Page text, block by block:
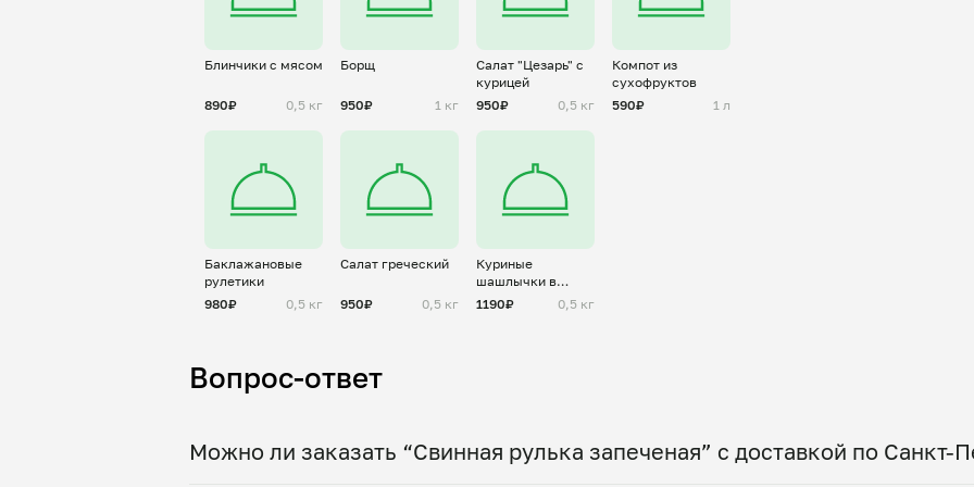
Блинчики с мясом
890₽ 0,5 кг
Борщ
950₽ 1 кг
Салат "Цезарь" с
курицей
950₽
0,5 кг
Компот из
сухофруктов
590₽
1 л
Баклажановые
рулетики
980₽
0,5 кг
Салат греческий
950₽ 0,5 кг
Куриные
шашлычки в
беконе
1190₽ 0,5 кг
Вопрос-ответ
Можно ли заказать “Свинная рулька запеченая” с доставкой по Санкт-